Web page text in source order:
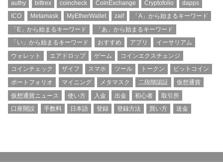
authy bittrex coincheck CoinExchange Cryptofolio
dapps
ICO
Metamask MyEtherWallet zaif
「A」から始まるキーワード
「E」から始まるキーワード
「あ」から始まるキーワード
「い」から始まるキーワード
おすすめ アプリ
イーサリアム
ウォレット
エアドロップ ゲーム
コインエクスチェンジ
コインチェック
ザイフ スマホ ツール トークン
ビットコイン
ポートフォリオ
マイニング メタマスク 二段階認証
仮想通貨
仮想通貨ニュース
使い方 入金 出金 初心者
取引所
口座開設
手数料 日本語 登録 登録方法 買い方 送金